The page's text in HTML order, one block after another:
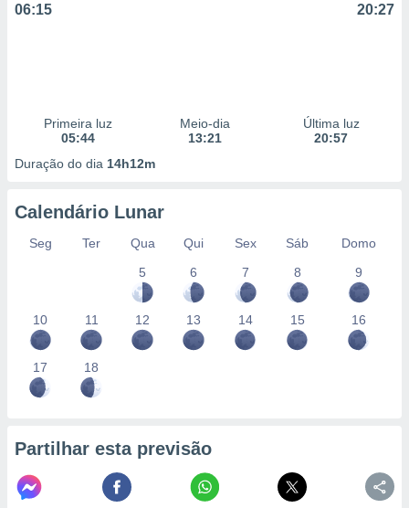
06:15 20:27
Primeira luz
05:44
Meio-dia
13:21
Última luz
20:57
Duração do dia 14h12m
Calendário Lunar
Seg Ter Qua Qui Sex Sáb
Domo
5
6 7 8 9
10 11 12 13 14 15 16
17 18
Partilhar esta previsão